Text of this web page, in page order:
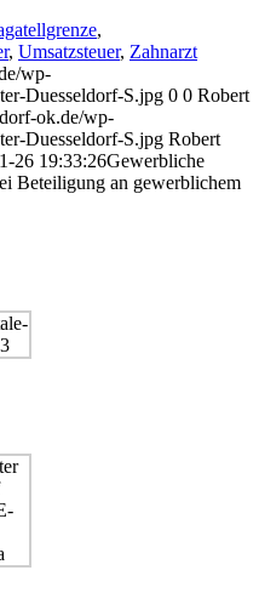
,
, Umsatzsteuer, Zahnarzt
wp-
Duesseldorf-S.jpg 0 0 Robert
ok.de/wp-
Duesseldorf-S.jpg Robert
26 19:33:26Gewerbliche
Beteiligung an gewerblichem